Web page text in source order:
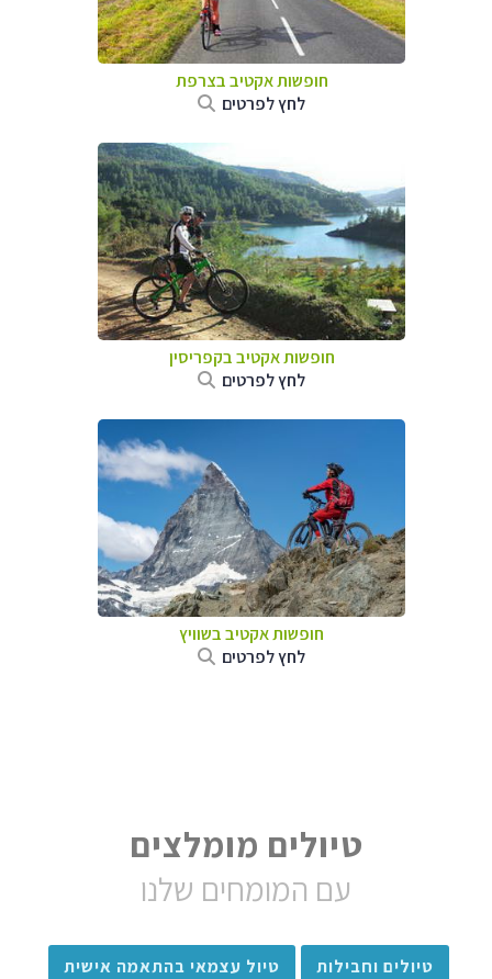
חופשות אקטיב בצרפת
לחץ לפרטים
חופשות אקטיב בקפריסין
לחץ לפרטים
חופשות אקטיב בשוויץ
לחץ לפרטים
טיולים מומלצים
עם המומחים שלנו
טיולים וחבילות טיול עצמאי בהתאמה אישית